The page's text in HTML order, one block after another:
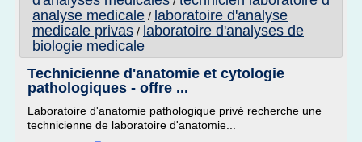
analyse medicale / laboratoire d'analyse
medicale privas / laboratoire d'analyses de
biologie medicale
Technicienne d'anatomie et cytologie
pathologiques - offre ...
Laboratoire d'anatomie pathologique privé recherche une
technicienne de laboratoire d'anatomie...